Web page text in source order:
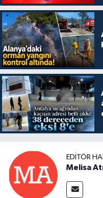
EDITÖR
Melisa